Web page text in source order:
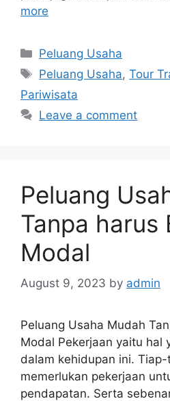
more
Categories
Peluang Usaha
Tags
Peluang Usaha,Tour
Pariwisata
Leave a comment
Peluang
Tanpa harus
Modal
August 9, 2023 by admin
Peluang Usaha Mudah
Modal Pekerjaan yaitu hal
dalam kehidupan ini.
memerlukan pekerjaan
pendapatan. Serta